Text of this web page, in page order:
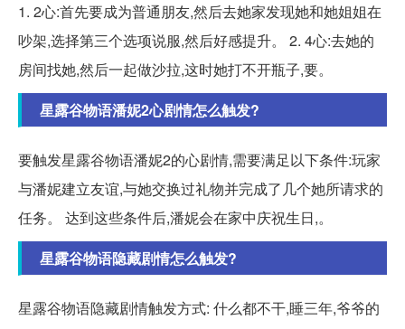
1. 2心:首先要成为普通朋友,然后去她家发现她和她姐姐在
吵架,选择第三个选项说服,然后好感提升。 2. 4心:去她的
房间找她,然后一起做沙拉,这时她打不开瓶子,要。
星露谷物语潘妮2心剧情怎么触发?
要触发星露谷物语潘妮2的心剧情,需要满足以下条件:玩家
与潘妮建立友谊,与她交换过礼物并完成了几个她所请求的
任务。 达到这些条件后,潘妮会在家中庆祝生日,。
星露谷物语隐藏剧情怎么触发?
星露谷物语隐藏剧情触发方式: 什么都不干,睡三年,爷爷的